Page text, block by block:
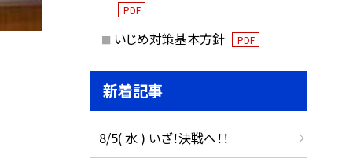
PDF
いじめ対策基本方針 PDF
新着記事
8/5( 水 ) いざ！決戦へ！！